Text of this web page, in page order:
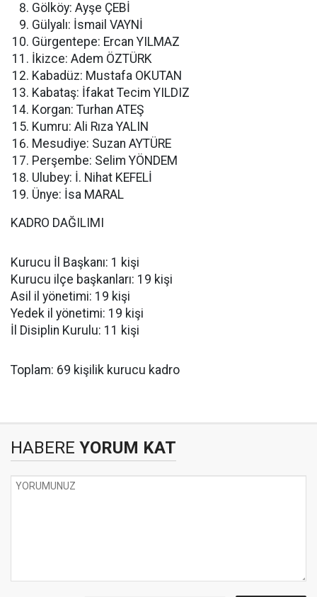
Gölköy: Ayşe ÇEBİ
Gülyalı: İsmail VAYNİ
Gürgentepe: Ercan YILMAZ
İkizce: Adem ÖZTÜRK
Kabadüz: Mustafa OKUTAN
Kabataş: İfakat Tecim YILDIZ
Korgan: Turhan ATEŞ
Kumru: Ali Rıza YALIN
Mesudiye: Suzan AYTÜRE
Perşembe: Selim YÖNDEM
Ulubey: İ. Nihat KEFELİ
Ünye: İsa MARAL
KADRO DAĞILIMI
Kurucu İl Başkanı: 1 kişi
Kurucu ilçe başkanları: 19 kişi
Asil il yönetimi: 19 kişi
Yedek il yönetimi: 19 kişi
İl Disiplin Kurulu: 11 kişi
Toplam: 69 kişilik kurucu kadro
HABERE YORUM KAT